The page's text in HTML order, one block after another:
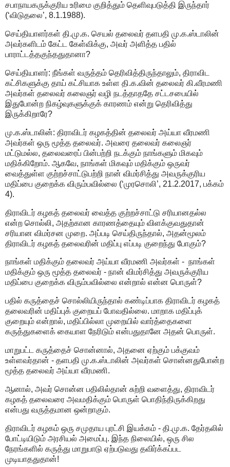
சபாநாயகருக்குரிய உரிமை குறித்தும் தெளிவுபடுத்தி இருந்தார்
(‘விடுதலை’, 8.1.1988).
செய்தியாளர்கள் தி.மு.க. செயல் தலைவர் தளபதி மு.க.ஸ்டாலின்
அவர்களிடம் கேட்ட கேள்விக்கு, அவர் அளித்த பதில்
பாராட்டத்தகுந்ததுதானா?
செய்தியாளர்: நீங்கள் வருத்தம் தெரிவித்திருந்தாலும், திராவிட
கட்சிகளுக்கு தாய் கட்சியாக உள்ள தி.க.வின் தலைவர் கி.வீரமணி
அவர்கள் தலைவர் கலைஞர் வழி நடத்தாததே சட்டசபையில்
இதுபோன்ற நிகழ்வுகளுக்குக் காரணம் என்று தெரிவித்து
இருக்கிறாரே?
மு.க.ஸ்டாலின்: திராவிடர் கழகத்தின் தலைவர் அய்யா வீரமணி
அவர்கள் ஒரு மூத்த தலைவர். அவரை தலைவர் கலைஞர்
மட்டுமல்ல, தலைவரைப் பின்பற்றி நடக்கும் நாங்களும் மிகவும்
மதிக்கிறோம். ஆகவே, நாங்கள் மிகவும் மதிக்கும் ஒருவர்
வைத்துள்ள குற்றச்சாட்டுபற்றி நான் விமர்சித்து அவருக்குரிய
மதிப்பை குறைக்க விரும்பவில்லை (‘முரசொலி’, 21.2.2017, பக்கம்
4).
திராவிடர் கழகத் தலைவர் வைத்த குற்றச்சாட்டு சரியானதல்ல
என்ற சொல்லி, அதற்கான காரணத்தையும் விளக்குவதுதான்
சரியான விமர்சன முறை. அப்படி செய்திருந்தால், அதன்மூலம்
திராவிடர் கழகத் தலைவரின் மதிப்பு எப்படி குறைந்து போகும்?
நாங்கள் மதிக்கும் தலைவர் அய்யா வீரமணி அவர்கள் - நாங்கள்
மதிக்கும் ஒரு மூத்த தலைவர் - நான் விமர்சித்து அவருக்குரிய
மதிப்பை குறைக்க விரும்பவில்லை என்றால் என்ன பொருள்?
பதில் கருத்தைச் சொல்லியிருந்தால் கண்டிப்பாக திராவிடர் கழகத்
தலைவரின் மதிப்புக் குறையப் போவதில்லை. மாறாக மதிப்புக்
குறையும் என்றால், மதிப்பில்லா முறையில் வார்த்தைகளை
கருத்துகளைக் கையாள நேரிடும் என்பதுதானே அதன் பொருள்.
மாறுபட்ட கருத்தைச் சொன்னால், அதனை ஏற்கும் பக்குவம்
உள்ளவர்தான் - தளபதி மு.க.ஸ்டாலின் அவர்கள் சொன்னதுபோன்ற
மூத்த தலைவர் அய்யா வீரமணி.
ஆனால், அவர் சொன்ன பதிலில்தான் சுற்றி வளைத்து, திராவிடர்
கழகத் தலைவரை அவமதிக்கும் பொருள் பொதிந்திருக்கிறது
என்பது வருத்தமான ஒன்றாகும்.
திராவிடர் கழகம் ஒரு சமுதாய புரட்சி இயக்கம் - தி.மு.க. தேர்தலில்
போட்டியிடும் அரசியல் அமைப்பு. இந்த நிலையில், ஒரு சில
நேரங்களில் கருத்து மாறுபாடு ஏற்படுவது தவிர்க்கப்பட
முடியாததுதான்!